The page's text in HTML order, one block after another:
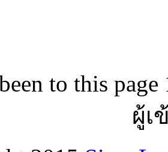
to this page
ผู้เ